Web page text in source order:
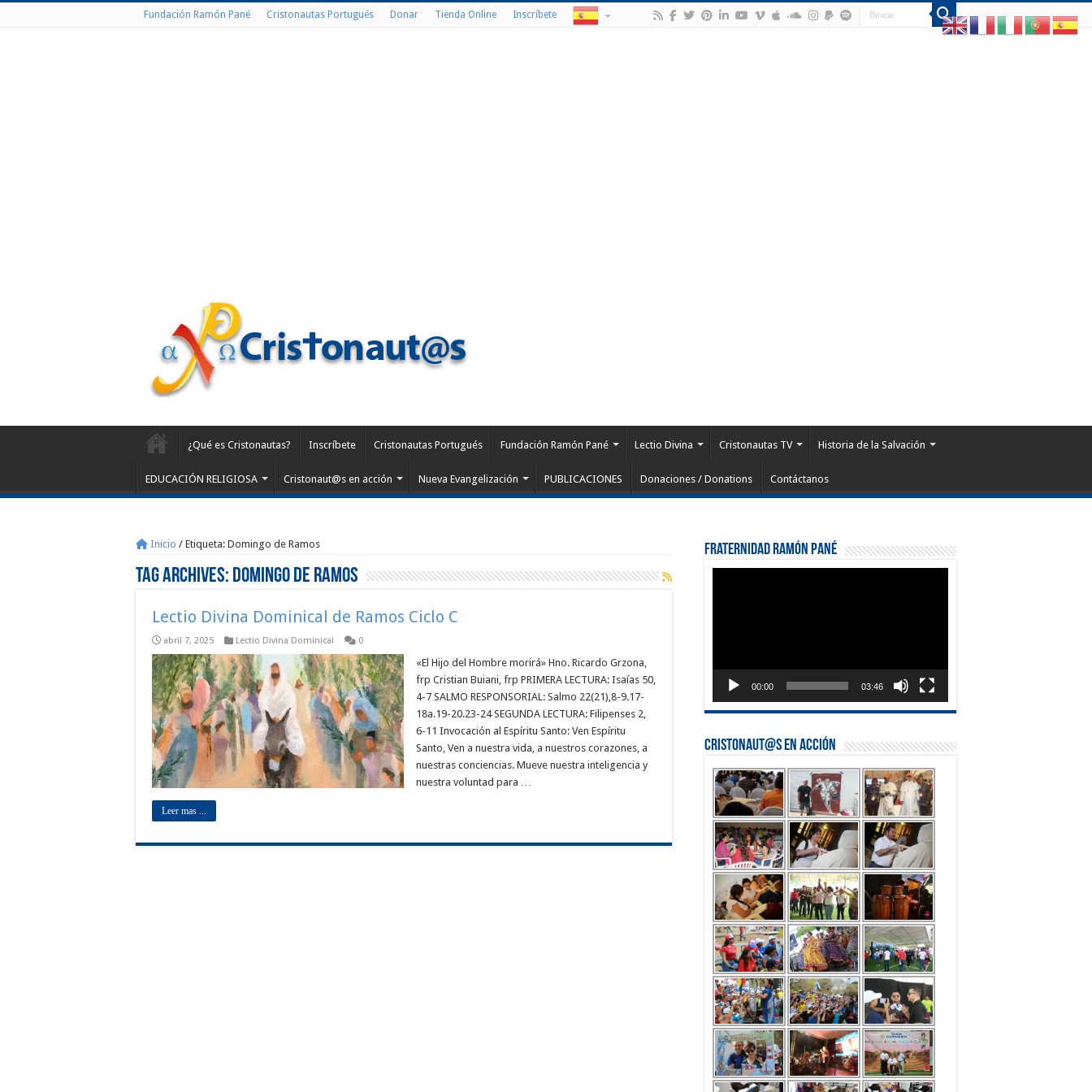
Fundación Ramón Pané Cristonautas Portugués Donar Tienda Online Inscríbete
¿Qué es Cristonautas? Inscríbete Cristonautas Portugués Fundación Ramón Pané Lectio Divina Cristonautas TV Historia de la Salvación
EDUCACIÓN RELIGIOSA Cristonaut@s en acción Nueva Evangelización PUBLICACIONES Donaciones / Donations Contáctanos
Inicio / Etiqueta: Domingo de Ramos
Tag Archives: Domingo de Ramos
Lectio Divina Dominical de Ramos Ciclo C
abril 7, 2025 Lectio Divina Dominical 0
«El Hijo del Hombre morirá» Hno. Ricardo Grzona,
frp Cristian Buiani, frp PRIMERA LECTURA: Isaías 50,
4-7 SALMO RESPONSORIAL: Salmo 22(21),8-9.17-
18a.19-20.23-24 SEGUNDA LECTURA: Filipenses 2,
6-11 Invocación al Espíritu Santo: Ven Espíritu
Santo, Ven a nuestra vida, a nuestros corazones, a
nuestras conciencias. Mueve nuestra inteligencia y
nuestra voluntad para …
Leer mas ...
Fraternidad Ramón Pané
00:00 03:46
Cristonaut@s en Acción